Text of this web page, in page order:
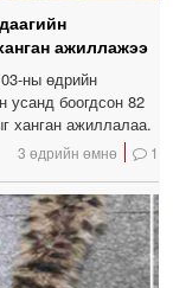
ажиллажээ
ны өдрийн
усанд боогдсон 82
ханган ажиллалаа.
3 өдрийн өмнө 1